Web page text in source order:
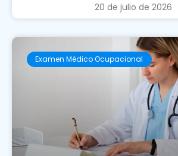
20 de julio de 2026
Examen Médico Ocupacional